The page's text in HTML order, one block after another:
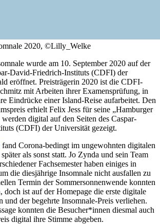
2020, ©Lilly_Welke
wurde am 10. September 2020 auf der
David-Friedrich-Instituts (CDFI) der
eröffnet. Preisträgerin 2020 ist die CDFI-
mit Arbeiten ihrer Examensprüfung, in
Eindrücke einer Island-Reise aufarbeitet. Den
erhielt Felix Jess für seine „Hamburger
digital auf den Seiten des Caspar-
(CDFI) der Universität gezeigt.
fand Corona-bedingt im ungewohnten digitalen
als sonst statt. Jo Zynda und sein Team
Fachsemester haben einiges in
die diesjährige Insomnale nicht ausfallen zu
Termin der Sommersonnenwende konnten
doch ist auf der Homepage die erste digitale
und der begehrte Insomnale-Preis verliehen.
konnten die Besucher*innen diesmal auch
digital ihre Stimme abgeben.